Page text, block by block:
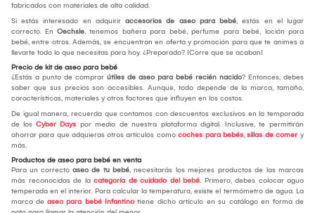
fabricados con materiales de alta calidad.
Si estás interesado en adquirir accesorios de aseo para bebé, estás en el lugar
correcto. En Oechsle, tenemos bañera para bebé, perfume para bebé, loción para
bebé, entre otros. Además, se encuentran en oferta y promoción para que te animes a
llevarte todo lo que necesitas para hoy. ¿Preparado? ¡Corre que se acaban!
Precio de kit de aseo para bebé
¿Estás a punto de comprar útiles de aseo para bebé recién nacido? Entonces, debes
saber que sus precios son accesibles. Aunque, todo depende de la marca, tamaño,
características, materiales y otros factores que influyen en los costos.
De igual manera, recuerda que contamos con descuentos exclusivos en la temporada
de los Cyber Days por medio de nuestra plataforma digital. Inclusive, te permitirán
ahorrar para que adquieras otros artículos como coches para bebés, sillas de comer y
más.
Productos de aseo para bebé en venta
Para un correcto aseo de tu bebé, necesitarás los mejores productos de las marcas
más reconocidas de la categoría de cuidado del bebé. Primero, debes colocar agua
temperada en el interior. Para calcular la temperatura, existe el termómetro de agua. La
marca de aseo para bebé Infantino tiene dicho artículo en su catálogo en forma de